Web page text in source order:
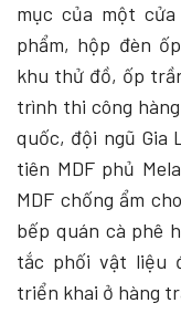
mục của một
phẩm, hộp đèn
khu thử đồ, ốp
trình thi công
quốc, đội ngũ Gia
tiên MDF phủ
MDF chống ẩm
bếp quán cà phê
tắc phối vật liệu
triển khai ở hàng